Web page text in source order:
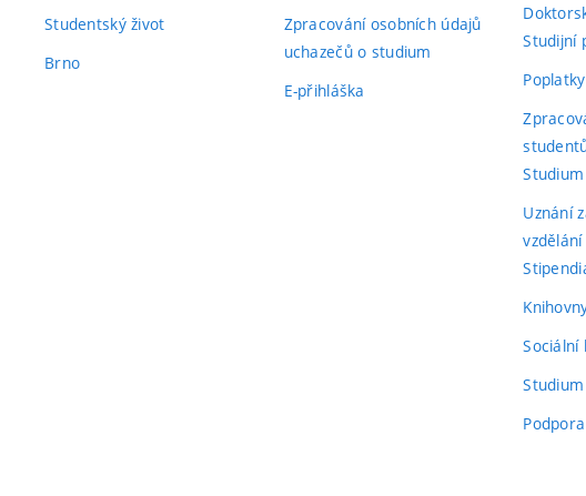
Studentský život
Brno
Zpracování osobních údajů
uchazečů o studium
E-přihláška
Studijní
Uznání
vzdělání
Sociální